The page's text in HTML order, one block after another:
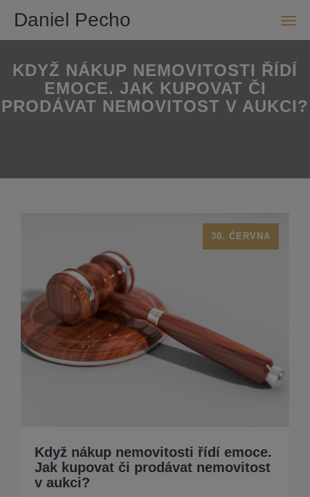
Daniel Pecho
KDYŽ NÁKUP NEMOVITOSTI ŘÍDÍ
EMOCE. JAK KUPOVAT ČI
PRODÁVAT NEMOVITOST V AUKCI?
Když nákup nemovitosti řídí emoce.
Jak kupovat či prodávat nemovitost
v aukci?
30. ČERVNA